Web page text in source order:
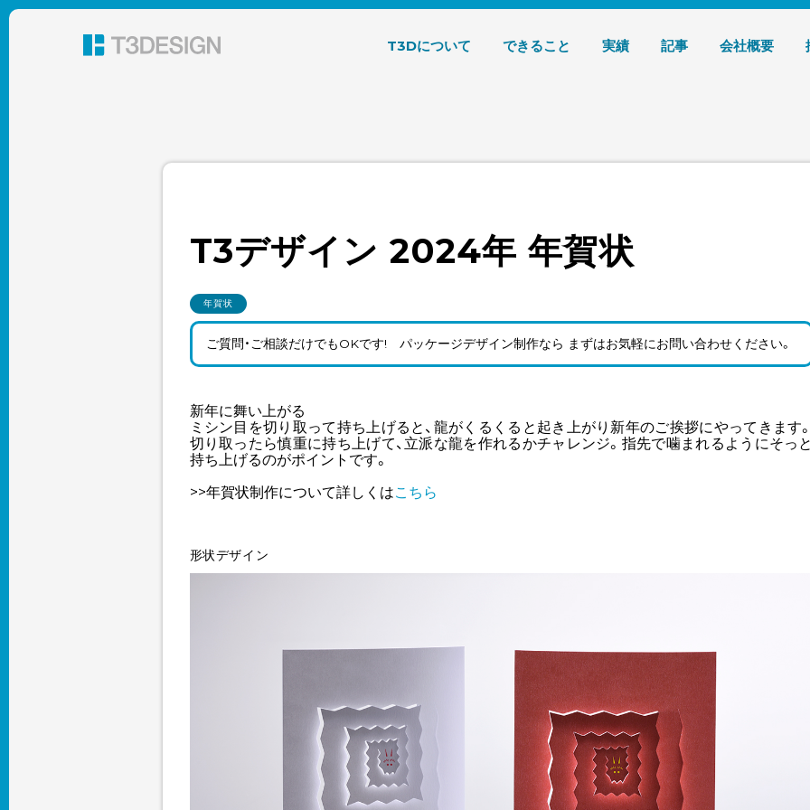
東京都渋谷のパッケージデザイン・グラフィックデザイン 株式会社T3デザイン
T3Dについて できること 実績 記事 会社概要
T3デザイン 2024年 年賀状
年賀状
ご質問・ご相談だけでもOKです! パッケージデザイン制作なら まずはお気軽にお問い合わせください。
新年に舞い上がる
ミシン目を切り取って持ち上げると、龍がくるくると起き上がり新年のご挨拶にやってきます
切り取ったら慎重に持ち上げて、立派な龍を作れるかチャレンジ。指先で噛まれるようにそっ
持ち上げるのがポイントです。
>>年賀状制作について詳しくはこちら
形状デザイン